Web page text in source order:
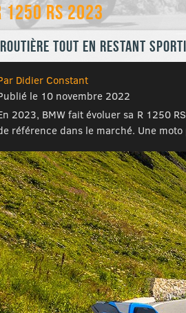
1250 RS 2023
tout en restant
Didier Constant
le 10 novembre 2022
2023, BMW fait évoluer sa R 1250
référence dans le marché. Une